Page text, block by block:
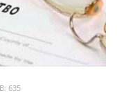
635